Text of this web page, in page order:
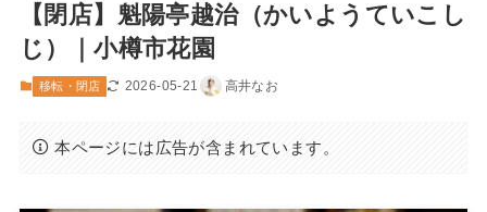
【閉店】魁陽亭越治（かいようていこし
じ）｜小樽市花園
移転・閉店 2026-05-21 高井なお
本ページには広告が含まれています。